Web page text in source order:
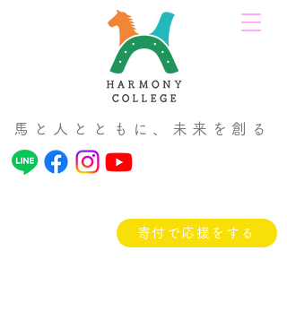
寄付で応援をする
馬と人とともに、未来を創る